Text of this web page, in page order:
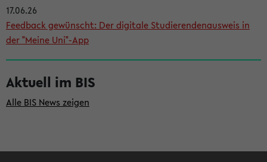
e
i
s
t
e
17.06.26
Feedback gewünscht: Der digitale Studierendenausweis in
der "Meine Uni"-App
Aktuell im BIS
Alle BIS News zeigen